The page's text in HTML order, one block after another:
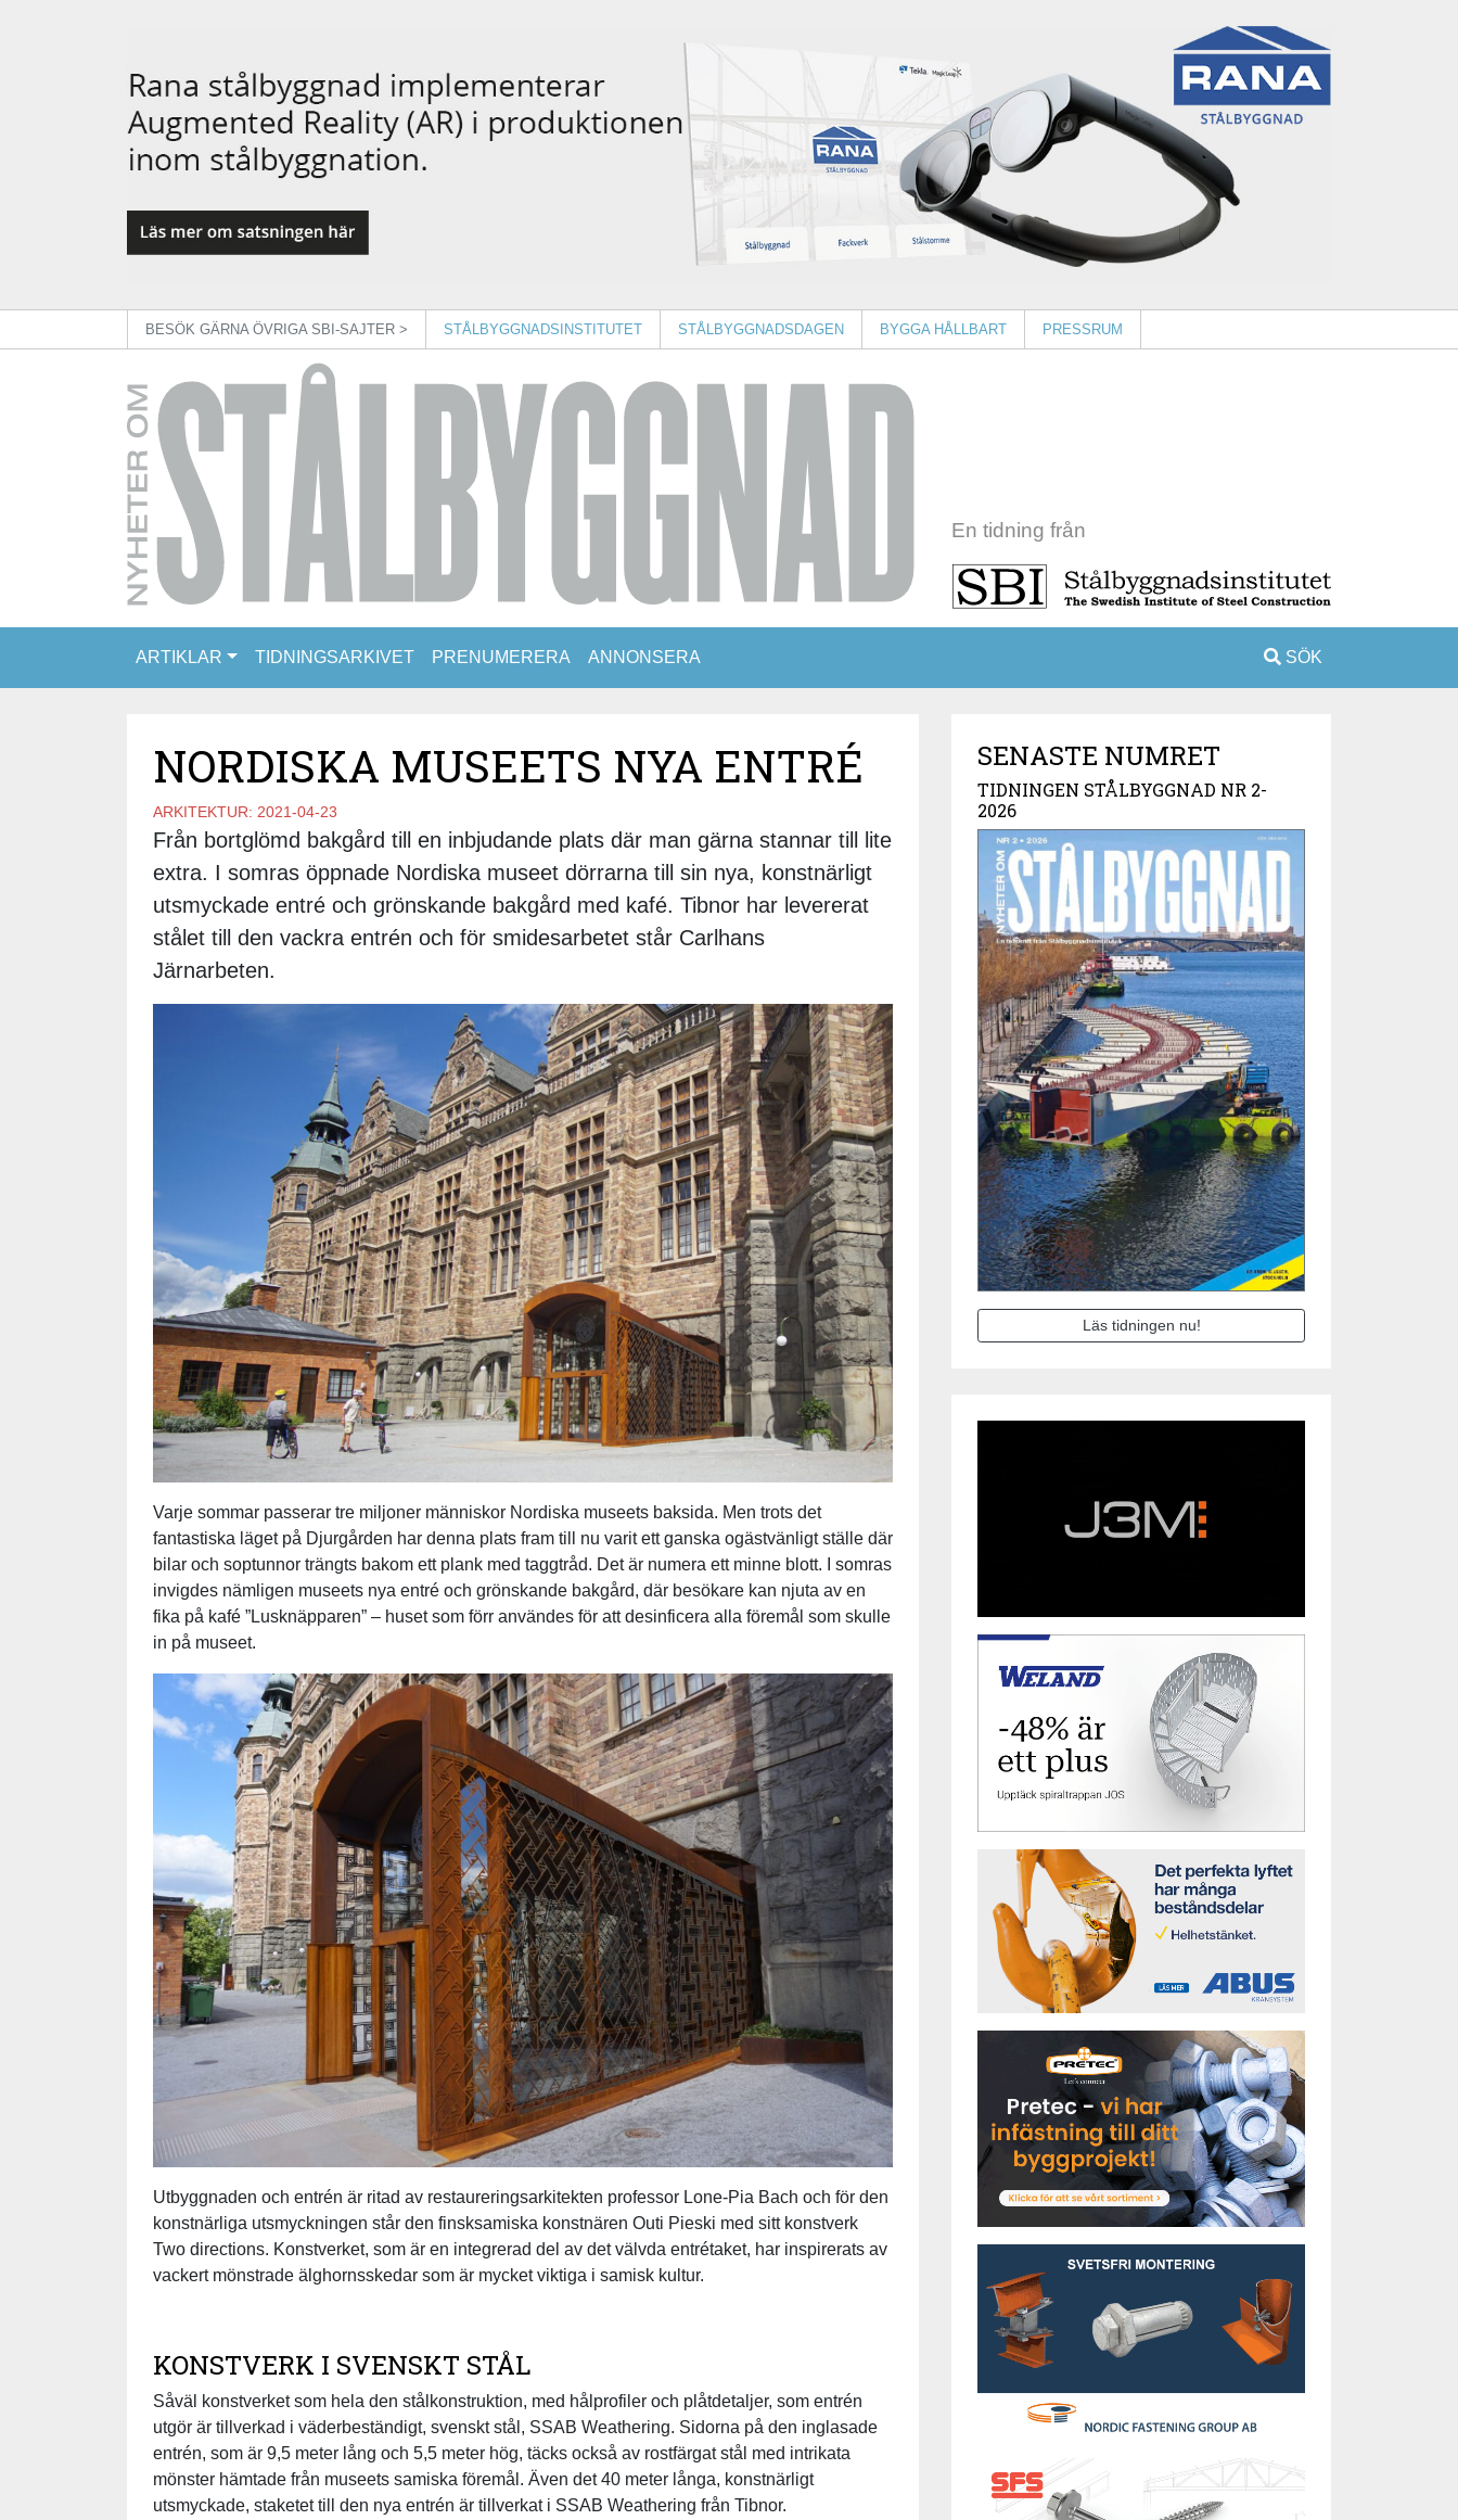
BESÖK GÄRNA ÖVRIGA SBI-SAJTER > STÅLBYGGNADSINSTITUTET STÅLBYGGNADSDAGEN BYGGA HÅLLBART PRESSRUM
En tidning från
ARTIKLAR TIDNINGSARKIVET PRENUMERERA ANNONSERA SÖK
NORDISKA MUSEETS NYA ENTRÉ
ARKITEKTUR: 2021-04-23
Från bortglömd bakgård till en inbjudande plats där man gärna stannar till lite
extra. I somras öppnade Nordiska museet dörrarna till sin nya, konstnärligt
utsmyckade entré och grönskande bakgård med kafé. Tibnor har levererat
stålet till den vackra entrén och för smidesarbetet står Carlhans
Järnarbeten.
Varje sommar passerar tre miljoner människor Nordiska museets baksida. Men trots det
fantastiska läget på Djurgården har denna plats fram till nu varit ett ganska ogästvänligt ställe där
bilar och soptunnor trängts bakom ett plank med taggtråd. Det är numera ett minne blott. I somras
invigdes nämligen museets nya entré och grönskande bakgård, där besökare kan njuta av en
fika på kafé ”Lusknäpparen” – huset som förr användes för att desinficera alla föremål som skulle
in på museet.
Utbyggnaden och entrén är ritad av restaureringsarkitekten professor Lone-Pia Bach och för den
konstnärliga utsmyckningen står den finsksamiska konstnären Outi Pieski med sitt konstverk
Two directions. Konstverket, som är en integrerad del av det välvda entrétaket, har inspirerats av
vackert mönstrade älghornsskedar som är mycket viktiga i samisk kultur.
KONSTVERK I SVENSKT STÅL
Såväl konstverket som hela den stålkonstruktion, med hålprofiler och plåtdetaljer, som entrén
utgör är tillverkad i väderbeständigt, svenskt stål, SSAB Weathering. Sidorna på den inglasade
entrén, som är 9,5 meter lång och 5,5 meter hög, täcks också av rostfärgat stål med intrikata
mönster hämtade från museets samiska föremål. Även det 40 meter långa, konstnärligt
utsmyckade, staketet till den nya entrén är tillverkat i SSAB Weathering från Tibnor.
SENASTE NUMRET
TIDNINGEN STÅLBYGGNAD NR 2-
2026
Läs tidningen nu!